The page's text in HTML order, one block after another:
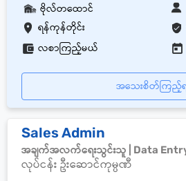
ရန်ကုန်တိုင်း
ဗိုလ်တထောင်
လစာကြည့်မယ်
အသေးစိတ်ကြည့်
Sales Admin
အချက်အလက်ရေးသွင်းသူ | Data
လုပ်ငန်း ဦးဆောင်ကုမ္ပဏီ